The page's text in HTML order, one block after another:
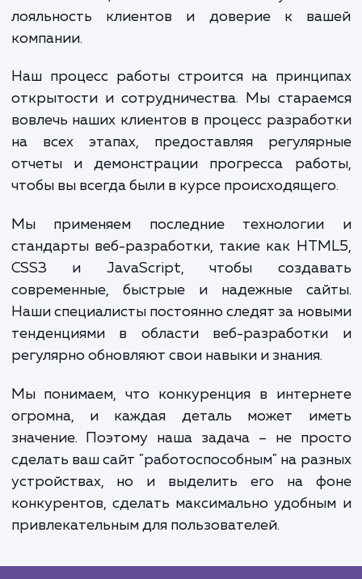
браузерах; оптимизацию скорости
ресурсов сайта, чтобы обеспечить
пользователей.
Адаптивная вёрстка преобразует ваш
универсальный инструмент
клиентами. Независимо от устройства,
профессионально и привлекательно
пользователя, что поможет
лояльность клиентов и доверие к
компании.
Наш процесс работы строится на
открытости и сотрудничества. Мы
вовлечь наших клиентов в процесс
на всех этапах, предоставляя
отчеты и демонстрации прогресса
чтобы вы всегда были в курсе
Мы применяем последние
стандарты веб-разработки, такие как